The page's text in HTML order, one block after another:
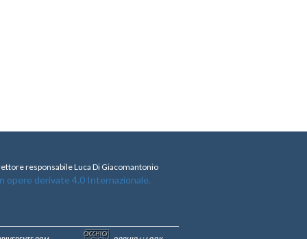
responsabile Luca Di Giacomantonio
opere derivate 4.0 Internazionale.